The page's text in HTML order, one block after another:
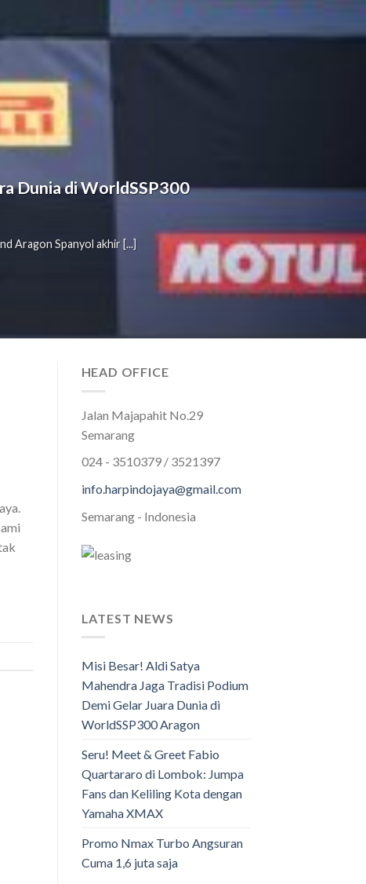
Dunia di WorldSSP300
Aragon Spanyol akhir [...]
HEAD OFFICE
Jalan Majapahit No.29
Semarang
024 - 3510379 / 3521397
info.harpindojaya@gmail.com
Semarang - Indonesia
LATEST NEWS
Misi Besar! Aldi Satya
Mahendra Jaga Tradisi Podium
Demi Gelar Juara Dunia di
WorldSSP300 Aragon
Seru! Meet & Greet Fabio
Quartararo di Lombok: Jumpa
Fans dan Keliling Kota dengan
Yamaha XMAX
Promo Nmax Turbo Angsuran
Cuma 1,6 juta saja